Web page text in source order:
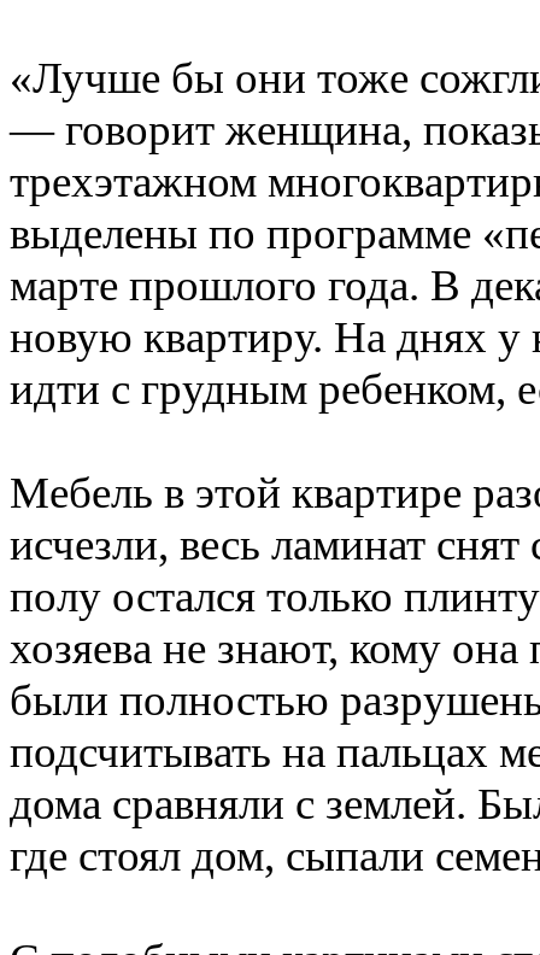
«Лучше бы они тоже
— говорит женщина,
трехэтажном
выделены по программе
марте прошлого года. В
новую квартиру. На днях у
идти с грудным ребенком,
Мебель в этой квартире
исчезли, весь ламинат
полу остался только
хозяева не знают, кому
были полностью
подсчитывать на пальцах
дома сравняли с землей.
где стоял дом, сыпали